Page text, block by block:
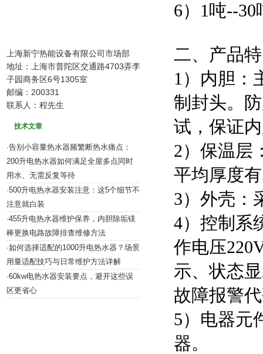
上海新宁热能设备有限公司市场部
地址：上海市普陀区交通路4703弄李
子园商务区6号1305室
邮编：200331
联系人：程先生
技术文章
·告别小容量热水器频繁断热水痛点：
200升电热水器如何满足全屋多点同时
用水、无需反复等待
·500升电热水器安装注意：这5个细节不
注意就白装
·455升电热水器维护保养，内胆除垢镁
棒更换电路故障排查维修方法
·如何选择适配的1000升电热水器？场景
用量适配技巧与日常维护方法详解
·60kw电热水器安装要点，避开这些误
区更省心
6）1吨--
二、产品
1）内胆：
制封头。
试，保证
2）保温层
平均厚度
3）外壳：
4）控制系
作电压
示、状态
故障报警
5）电器元
器。